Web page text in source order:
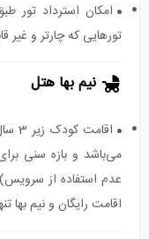
امکان استرداد تور
تورهایی که چارتر و غیر
نیم بها هتل
عدم استفاده از
اقامت رایگان و نیم